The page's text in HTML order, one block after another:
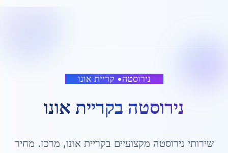
נירוסטה• קריית אונו
נירוסטה בקריית אונו
שירותי נירוסטה מקצועיים בקריית אונו, מרכז. מחיר